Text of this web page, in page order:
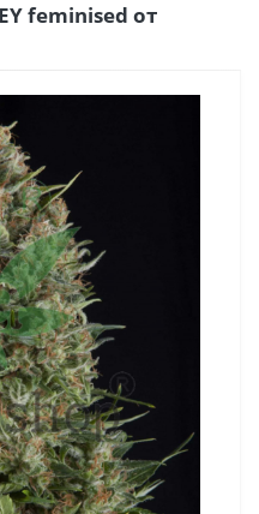
feminised oт